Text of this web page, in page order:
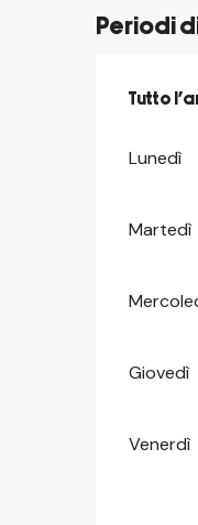
Periodi
Tutto
Tutto
Lunedì
Martedì
Giovedì
Venerdì